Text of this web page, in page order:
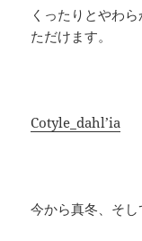
くったりとやわ
ただけます。
Cotyle_dahl’ia
今から真冬、そ